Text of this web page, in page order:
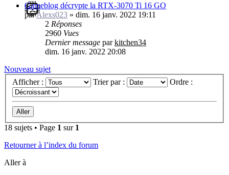
Gameblog décrypte la RTX-3070 Ti 16 GO
parAlexs023 » dim. 16 janv. 2022 19:11
2 Réponses
2960 Vues
Dernier message parkitchen34
dim. 16 janv. 2022 20:08
Nouveau sujet
Afficher :
Trier par : Ordre :
18 sujets • Page 1 sur 1
Retourner à l’index du forum
Aller à